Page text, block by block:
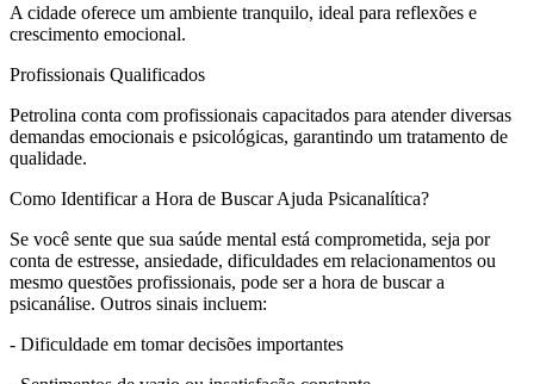
A cidade oferece um ambiente tranquilo, ideal para reflexões e
crescimento emocional.
Profissionais Qualificados
Petrolina conta com profissionais capacitados para atender diversas
demandas emocionais e psicológicas, garantindo um tratamento de
qualidade.
Como Identificar a Hora de Buscar Ajuda Psicanalítica?
Se você sente que sua saúde mental está comprometida, seja por
conta de estresse, ansiedade, dificuldades em relacionamentos ou
mesmo questões profissionais, pode ser a hora de buscar a
psicanálise. Outros sinais incluem:
- Dificuldade em tomar decisões importantes